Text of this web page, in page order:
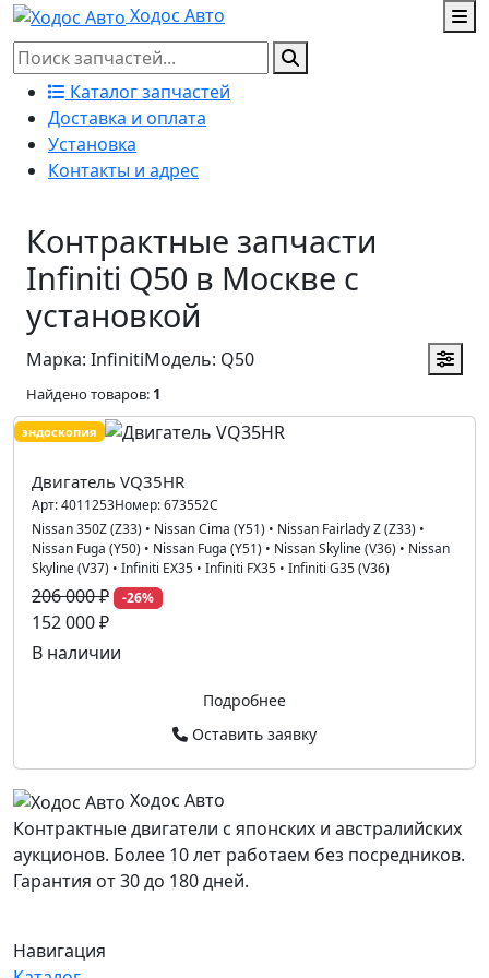
Ходос Авто
Каталог запчастей
Доставка и оплата
Установка
Контакты и адрес
Контрактные запчасти
Infiniti Q50 в Москве с
установкой
Марка: InfinitiМодель: Q50
Найдено товаров: 1
эндоскопия
Двигатель VQ35HR
Арт:4011253Номер:673552C
Nissan 350Z (Z33) • Nissan Cima (Y51) • Nissan Fairlady Z (Z33) •
Nissan Fuga (Y50) • Nissan Fuga (Y51) • Nissan Skyline (V36) • Nissan
Skyline (V37) • Infiniti EX35 • Infiniti FX35 • Infiniti G35 (V36)
206 000 ₽ -26%
152 000 ₽
В наличии
Подробнее
Оставить заявку
Ходос Авто
Контрактные двигатели с японских и австралийских
аукционов. Более 10 лет работаем без посредников.
Гарантия от 30 до 180 дней.
Навигация